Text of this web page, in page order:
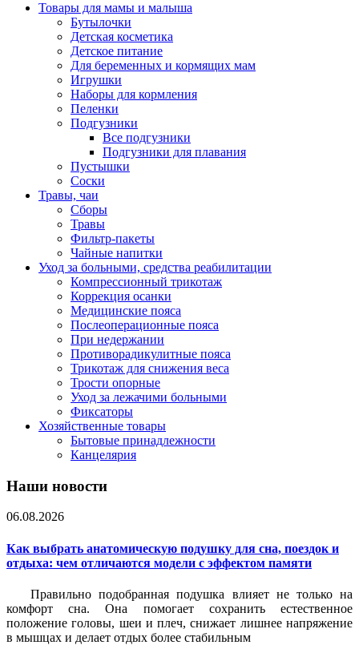
Товары для мамы и малыша
Бутылочки
Детская косметика
Детское питание
Для беременных и кормящих мам
Игрушки
Наборы для кормления
Пеленки
Подгузники
Все подгузники
Подгузники для плавания
Пустышки
Соски
Травы, чаи
Сборы
Травы
Фильтр-пакеты
Чайные напитки
Уход за больными, средства реабилитации
Компрессионный трикотаж
Коррекция осанки
Медицинские пояса
Послеоперационные пояса
При недержании
Противорадикулитные пояса
Трикотаж для снижения веса
Трости опорные
Уход за лежачими больными
Фиксаторы
Хозяйственные товары
Бытовые принадлежности
Канцелярия
Наши новости
06.08.2026
Как выбрать анатомическую подушку для сна, поездок и
отдыха: чем отличаются модели с эффектом памяти
Правильно подобранная подушка влияет не только на
комфорт сна. Она помогает сохранить естественное
положение головы, шеи и плеч, снижает лишнее напряжение
в мышцах и делает отдых более стабильным